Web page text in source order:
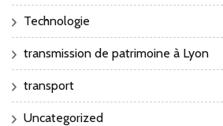
Technologie
transmission de patrimoine à Lyon
transport
Uncategorized